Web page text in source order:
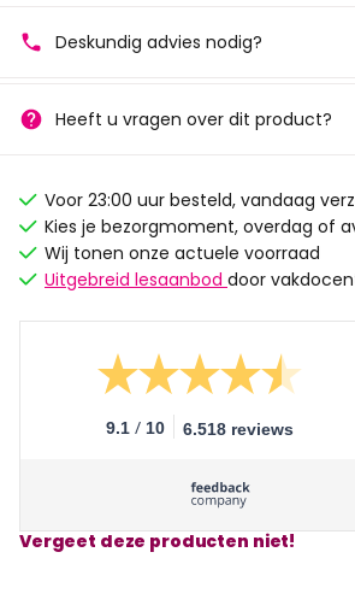
Deskundig advies nodig?
Heeft u vragen over dit product?
Voor 23:00 uur besteld, vandaag
Kies je bezorgmoment, overdag of
Wij tonen onze actuele voorraad
Uitgebreid lesaanbod door
9.1 / 10 6.518 reviews
Vergeet deze producten niet!